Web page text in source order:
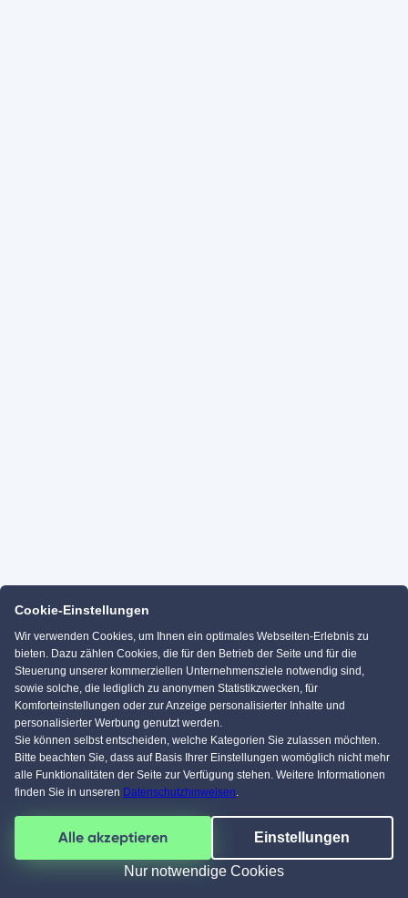
Cookie-Einstellungen
Wir verwenden Cookies, um Ihnen ein optimales Webseiten-Erlebnis zu
bieten. Dazu zählen Cookies, die für den Betrieb der Seite und für die
Steuerung unserer kommerziellen Unternehmensziele notwendig sind,
sowie solche, die lediglich zu anonymen Statistikzwecken, für
Komforteinstellungen oder zur Anzeige personalisierter Inhalte und
personalisierter Werbung genutzt werden.
Sie können selbst entscheiden, welche Kategorien Sie zulassen möchten.
Bitte beachten Sie, dass auf Basis Ihrer Einstellungen womöglich nicht mehr
alle Funktionalitäten der Seite zur Verfügung stehen. Weitere Informationen
finden Sie in unseren Datenschutzhinweisen.
Alle akzeptieren Einstellungen
Nur notwendige Cookies